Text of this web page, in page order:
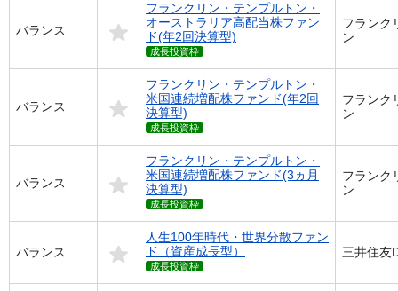
バランス
フランクリン・テンプルトン・
オーストラリア高配当株ファン
ド(年2回決算型)
成長投資枠
フランク
ン
バランス
フランクリン・テンプルトン・
米国連続増配株ファンド(年2回
決算型)
成長投資枠
フランク
ン
バランス
フランクリン・テンプルトン・
米国連続増配株ファンド(3ヵ月
決算型)
成長投資枠
フランク
ン
バランス
人生100年時代・世界分散ファン
ド（資産成長型）
成長投資枠
三井住友